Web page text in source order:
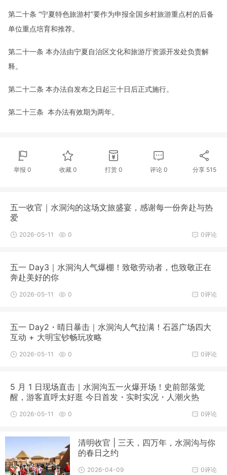
第二十条 “宁夏特色旅游村”要作为申报全国乡村旅游重点村的后备
单位重点培育和推荐。
第二十一条 本办法由宁夏自治区文化和旅游厅资源开发处负责解
释。
第二十二条 本办法自发布之日起三十日后正式施行。
第二十三条 本办法有效期为两年。
举报 0 收藏 0 打赏 0 评论0 分享 515
五一收官｜水洞沟的这场文旅盛宴，感谢每一份奔赴与热
爱
0评论
2026-05-11 0
五一 Day3｜水洞沟人气爆棚！致敬劳动者，也致敬正在
奔赴美好的你
0评论
2026-05-11 0
五一 Day2・晴日暴击｜水洞沟人气拉满！石器广场四大
互动 + 大明宝钞畅玩攻略
0评论
2026-05-11 0
5 月 1 日现场直击｜水洞沟五一火爆开场！史前部落觉
醒，游客直呼太好逛 今日首发・实时实况・人潮火热
0评论
2026-05-11 0
清明收官 | 三天，四万年，水洞沟与你
的春日之约
0评论
2026-04-09